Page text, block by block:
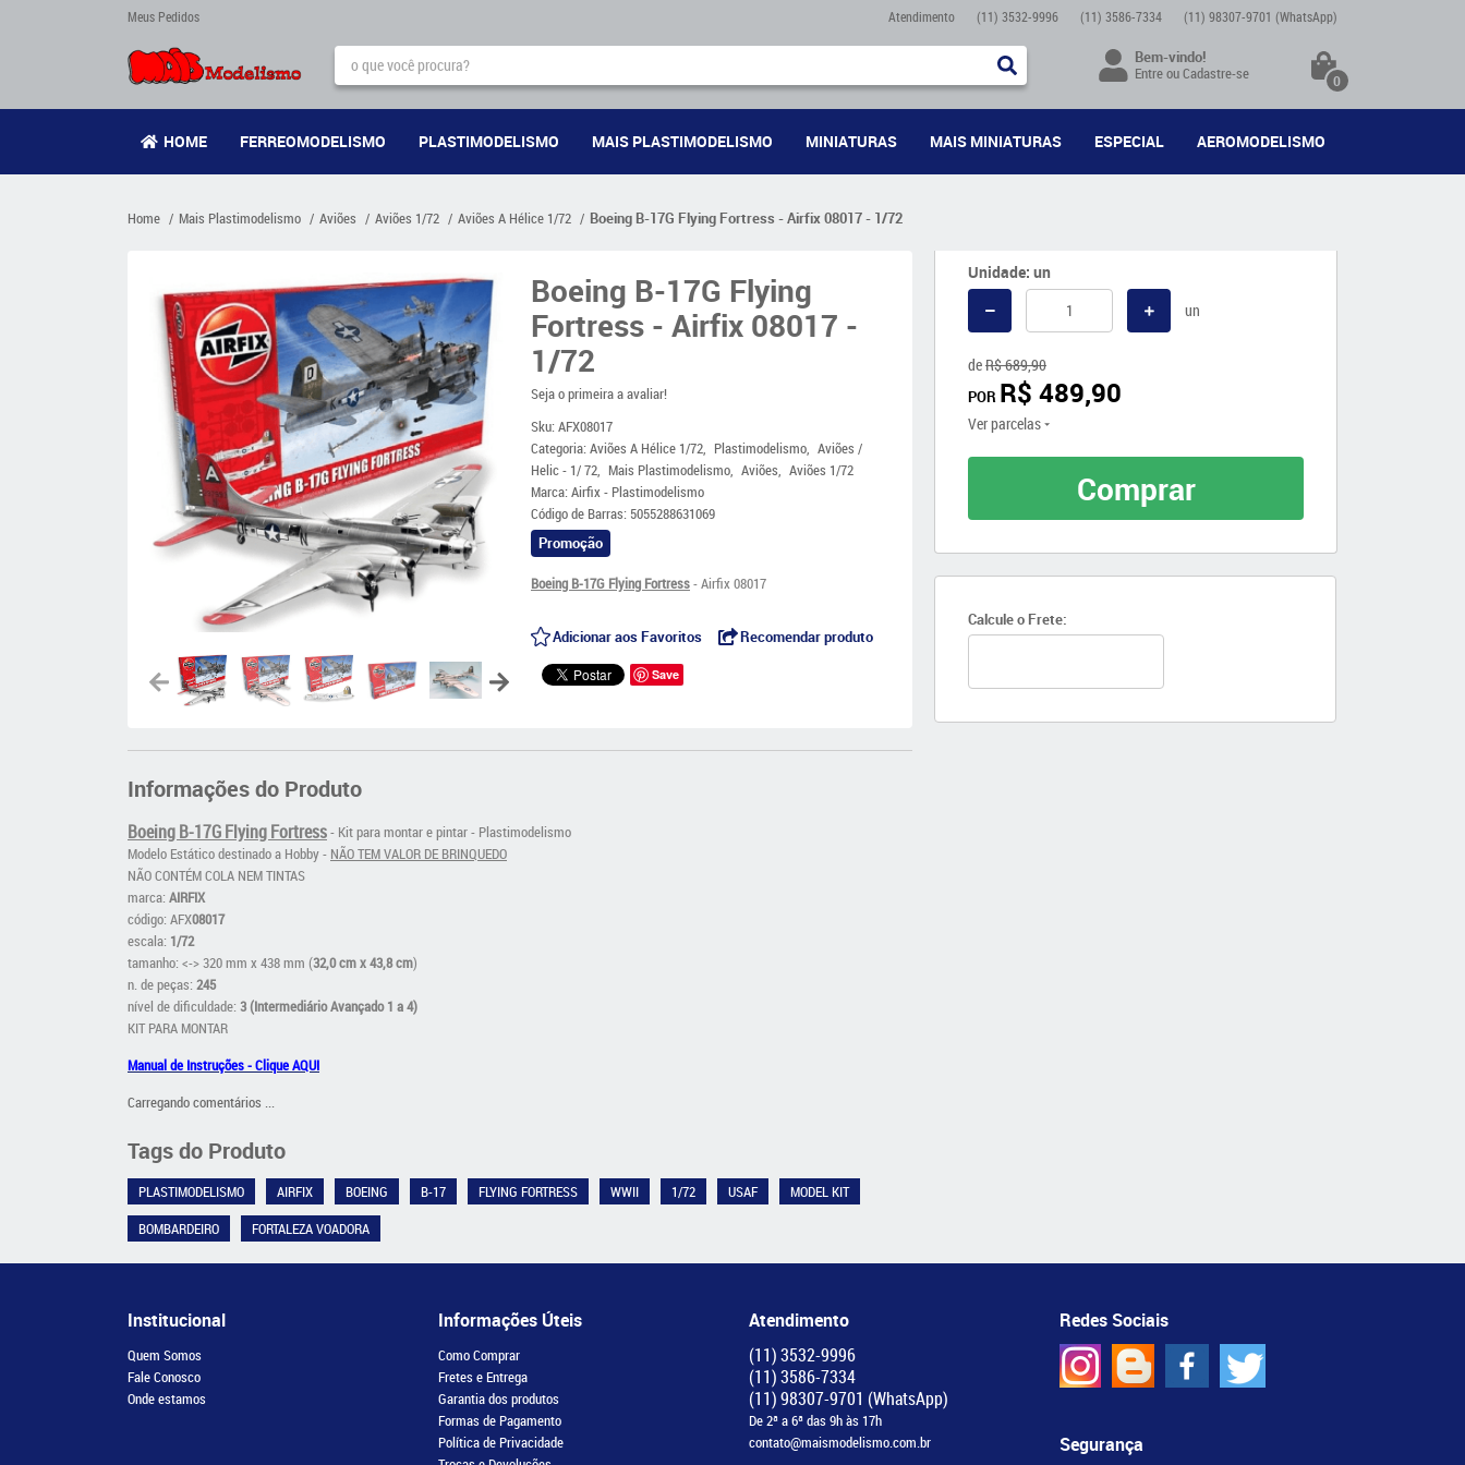
Meus Pedidos Atendimento (11) 3532-9996 (11) 3586-7334 (11) 98307-9701 (WhatsApp)
Bem-vindo!
EntreouCadastre-se 0
HOME FERREOMODELISMO PLASTIMODELISMO MAIS PLASTIMODELISMO MINIATURAS MAIS MINIATURAS ESPECIAL AEROMODELISMO
Home Mais Plastimodelismo Aviões Aviões 1/72 Aviões A Hélice 1/72 Boeing B-17G Flying Fortress - Airfix 08017 - 1/72
Boeing B-17G Flying
Fortress - Airfix 08017 -
1/72
Seja o primeira a avaliar!
Sku:AFX08017
Categoria:Aviões A Hélice 1/72 Plastimodelismo Aviões /
Helic - 1/ 72
Mais Plastimodelismo Aviões
Aviões 1/72
Marca:Airfix - Plastimodelismo
Código de Barras: 5055288631069
Promoção
Boeing B-17G Flying Fortress- Airfix 08017
Adicionar aos Favoritos Recomendar produto
Save
Unidade: un
un
deR$ 689,90
POR R$ 489,90
Ver parcelas
Comprar
Calcule o Frete:
Informações do Produto
Boeing B-17G Flying Fortress- Kit para montar e pintar - Plastimodelismo
Modelo Estático destinado a Hobby - NÃO TEM VALOR DE BRINQUEDO
NÃO CONTÉM COLA NEM TINTAS
marca: AIRFIX
código: AFX08017
escala: 1/72
tamanho: <-> 320 mm x 438 mm (32,0 cm x 43,8 cm)
n. de peças: 245
nível de dificuldade: 3 (Intermediário Avançado 1 a 4)
KIT PARA MONTAR
Manual de Instruções - Clique AQUI
Carregando comentários ...
Tags do Produto
PLASTIMODELISMO AIRFIX BOEING B-17 FLYING FORTRESS WWII 1/72 USAF
MODEL KIT
BOMBARDEIRO
FORTALEZA VOADORA
Institucional
Quem Somos
Fale Conosco
Onde estamos
Informações Úteis
Como Comprar
Fretes e Entrega
Garantia dos produtos
Formas de Pagamento
Política de Privacidade
Atendimento
(11)3532-9996
(11)3586-7334
(11)98307-9701 (WhatsApp)
De 2ª a 6ª das 9h às 17h
contato@maismodelismo.com.br
Redes Sociais
Segurança